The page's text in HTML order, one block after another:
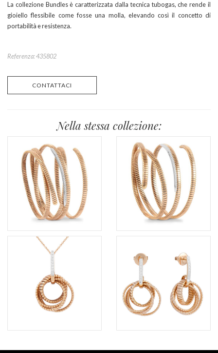
La collezione Bundles è caratterizzata dalla tecnica tubogas, che rende il
gioiello flessibile come fosse una molla, elevando così il concetto di
portabilità e resistenza.
Referenza: 435802
CONTATTACI
Nella stessa collezione: